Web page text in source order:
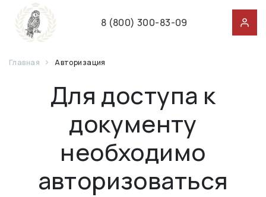
8 (800) 300-83-09
Главная Авторизация
Для доступа к
документу
необходимо
авторизоваться